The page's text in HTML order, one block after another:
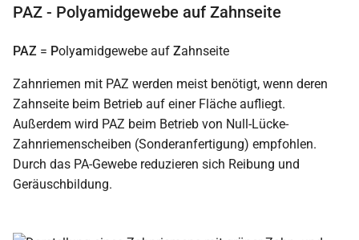
PAZ - Polyamidgewebe auf Zahnseite
PAZ = Polyamidgewebe auf Zahnseite
Zahnriemen mit PAZ werden meist benötigt, wenn deren
Zahnseite beim Betrieb auf einer Fläche aufliegt.
Außerdem wird PAZ beim Betrieb von Null-Lücke-
Zahnriemenscheiben (Sonderanfertigung) empfohlen.
Durch das PA-Gewebe reduzieren sich Reibung und
Geräuschbildung.